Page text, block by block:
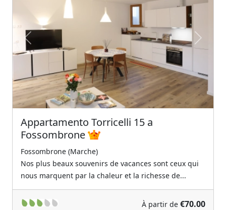
Previous Next
Appartamento Torricelli 15 a
Fossombrone
Fossombrone (Marche)
Nos plus beaux souvenirs de vacances sont ceux qui
nous marquent par la chaleur et la richesse de...
À partir de €70.00